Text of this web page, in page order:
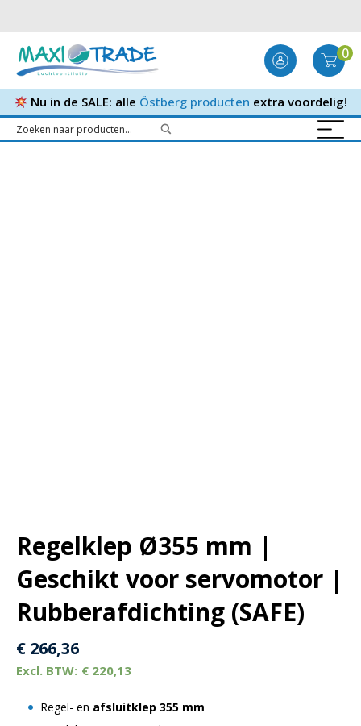
0
Nu in de SALE: alle Östberg producten extra voordelig!
Regelklep Ø355 mm |
Geschikt voor servomotor |
Rubberafdichting (SAFE)
€ 266,36
€ 220,13
Regel- en afsluitklep 355 mm